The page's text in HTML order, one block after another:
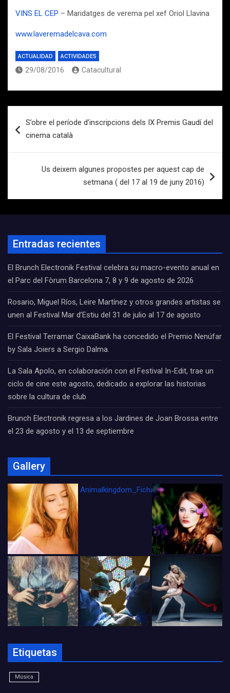
VINS EL CEP – Maridatges de verema pel xef Oriol Llavina
www.laveremadelcava.com
ACTUALIDAD ACTIVIDADES
29/08/2016 Catacultural
de
S’obre el període d’inscripcions dels IX Premis Gaudí del
cinema català
Us deixem algunes propostes per aquest cap de
setmana ( del 17 al 19 de juny 2016)
Entradas recientes
El Brunch Electronik Festival celebra su macro-evento anual en
el Parc del Fòrum Barcelona 7, 8 y 9 de agosto de 2026
Rosario, Miguel Ríos, Leire Martínez y otros grandes artistas se
unen al Festival Mar d’Estiu del 31 de julio al 17 de agosto
El Festival Terramar CaixaBank ha concedido el Premio Nenúfar
by Sala Joiers a Sergio Dalma.
La Sala Apolo, en colaboración con el Festival In-Edit, trae un
ciclo de cine este agosto, dedicado a explorar las historias
sobre la cultura de club
Brunch Electronik regresa a los Jardines de Joan Brossa entre
el 23 de agosto y el 13 de septiembre
Gallery
Animalkingdom_FichaCine
Etiquetas
Música